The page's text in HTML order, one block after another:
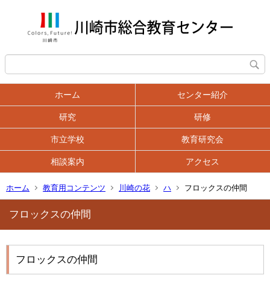
ホーム センター紹介
研究 研修
市立学校 教育研究会
相談案内 アクセス
ホーム 教育用コンテンツ 川崎の花 ハ フロックスの仲間
フロックスの仲間
フロックスの仲間